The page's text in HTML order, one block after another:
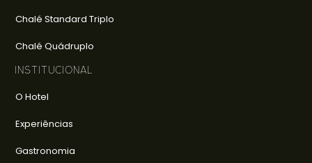
Chalé Standard Triplo
Chalé Quádruplo
INSTITUCIONAL
O Hotel
Experiências
Gastronomia